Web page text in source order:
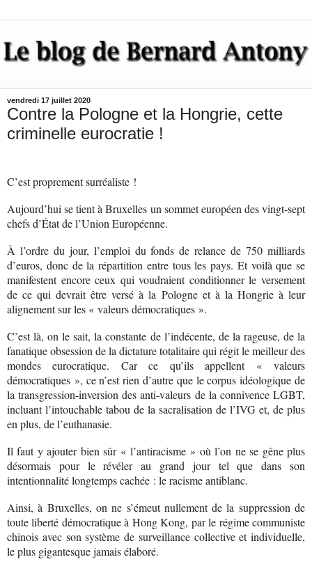
vendredi 17 juillet 2020
Contre la Pologne et la Hongrie, cette
criminelle eurocratie !
C’est proprement surréaliste !
Aujourd’hui se tient à Bruxelles un sommet européen des vingt-sept
chefs d’État de l’Union Européenne.
À l’ordre du jour, l’emploi du fonds de relance de 750 milliards
d’euros, donc de la répartition entre tous les pays. Et voilà que se
manifestent encore ceux qui voudraient conditionner le versement
de ce qui devrait être versé à la Pologne et à la Hongrie à leur
alignement sur les « valeurs démocratiques ».
C’est là, on le sait, la constante de l’indécente, de la rageuse, de la
fanatique obsession de la dictature totalitaire qui régit le meilleur des
mondes eurocratique. Car ce qu’ils appellent « valeurs
démocratiques », ce n’est rien d’autre que le corpus idéologique de
la transgression-inversion des anti-valeurs de la connivence LGBT,
incluant l’intouchable tabou de la sacralisation de l’IVG et, de plus
en plus, de l’euthanasie.
Il faut y ajouter bien sûr « l’antiracisme » où l’on ne se gêne plus
désormais pour le révéler au grand jour tel que dans son
intentionnalité longtemps cachée : le racisme antiblanc.
Ainsi, à Bruxelles, on ne s’émeut nullement de la suppression de
toute liberté démocratique à Hong Kong, par le régime communiste
chinois avec son système de surveillance collective et individuelle,
le plus gigantesque jamais élaboré.